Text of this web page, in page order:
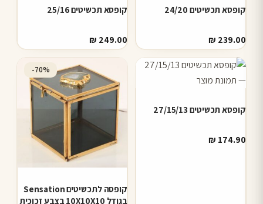
קופסא תכשיטים 24/20
₪ 239.00
קופסא תכשיטים 25/16
₪ 249.00
קופסא תכשיטים 27/15/13
₪ 174.90
-70%
קופסה לתכשיטים Sensation
בגודל 10X10X10 בצבע זכוכית